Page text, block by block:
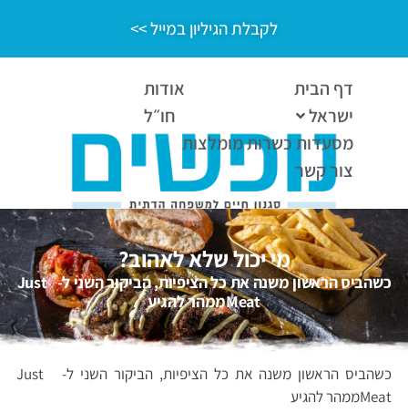
לקבלת הגיליון במייל >>
דף הבית
אודות
ישראל
חו״ל
מסעדות כשרות מומלצות
צור קשר
מי יכול שלא לאהוב?
כשהביס הראשון משנה את כל הציפיות, הביקור השני ל- Just
Meatממהר להגיע
כשהביס הראשון משנה את כל הציפיות, הביקור השני ל- Just
Meatממהר להגיע